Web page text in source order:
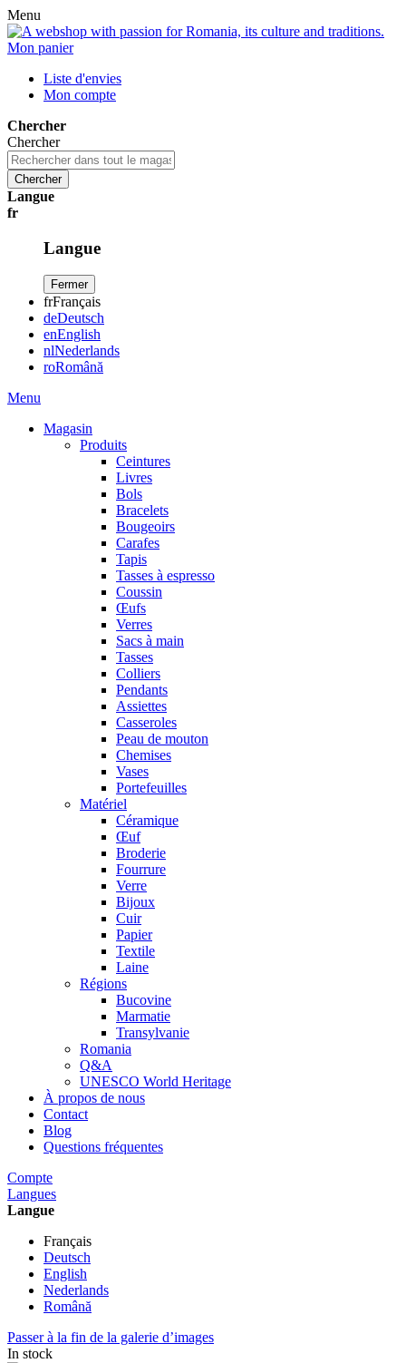
Menu
Mon panier
Liste d'envies
Mon compte
Chercher
Chercher
Chercher
Langue
fr
Langue
Fermer
frFrançais
deDeutsch
enEnglish
nlNederlands
roRomână
Menu
Magasin
Produits
Ceintures
Livres
Bols
Bracelets
Bougeoirs
Carafes
Tapis
Tasses à espresso
Coussin
Œufs
Verres
Sacs à main
Tasses
Colliers
Pendants
Assiettes
Casseroles
Peau de mouton
Chemises
Vases
Portefeuilles
Matériel
Céramique
Œuf
Broderie
Fourrure
Verre
Bijoux
Cuir
Papier
Textile
Laine
Régions
Bucovine
Marmatie
Transylvanie
Romania
Q&A
UNESCO World Heritage
À propos de nous
Contact
Blog
Questions fréquentes
Compte
Langues
Langue
Français
Deutsch
English
Nederlands
Română
Passer à la fin de la galerie d’images
In stock